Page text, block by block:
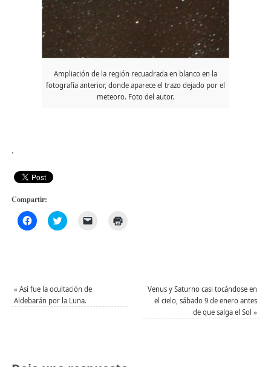
Ampliación de la región recuadrada en blanco en la
fotografía anterior, donde aparece el trazo dejado por el
meteoro. Foto del autor.
.
Compartir:
Haz
clic
una
ventana
nueva)
Haz
clic
una
ventana
nueva) amigo
nueva)
« Así fue la ocultación de
Aldebarán por la Luna.
Venus y Saturno casi tocándose en
el cielo, sábado 9 de enero antes
de que salga el Sol»